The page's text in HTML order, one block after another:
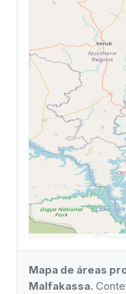
Mapa de áreas
Malfakassa.